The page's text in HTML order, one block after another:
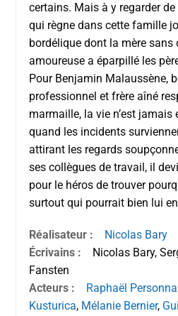
certains. Mais à y regarder de
qui règne dans cette famille
bordélique dont la mère sans
amoureuse a éparpillé les
Pour Benjamin Malaussène,
professionnel et frère aîné
marmaille, la vie n’est jamais
quand les incidents
attirant les regards
ses collègues de travail, il
pour le héros de trouver
surtout qui pourrait bien lui
Réalisateur :
Nicolas Bary
Écrivains :
Nicolas Bary,
Fansten
Acteurs :
Raphaël
Kusturica, Mélanie Bernier,